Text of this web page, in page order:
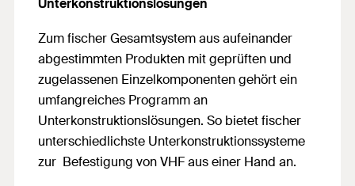
Unterkonstruktionslösungen
Zum fischer Gesamtsystem aus aufeinander
abgestimmten Produkten mit geprüften und
zugelassenen Einzelkomponenten gehört ein
umfangreiches Programm an
Unterkonstruktionslösungen. So bietet fischer
unterschiedlichste Unterkonstruktionssysteme
zur Befestigung von VHF aus einer Hand an.